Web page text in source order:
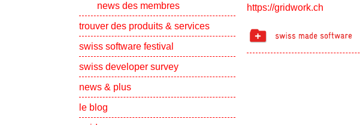
news des membres
trouver des produits & services
swiss software festival
swiss developer survey
news & plus
le blog
https://gridwork.ch